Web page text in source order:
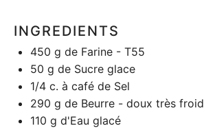
INGREDIENTS
450 g de Farine - T55
50 g de Sucre glace
1/4 c. à café de Sel
290 g de Beurre - doux très froid
110 g d'Eau glacé